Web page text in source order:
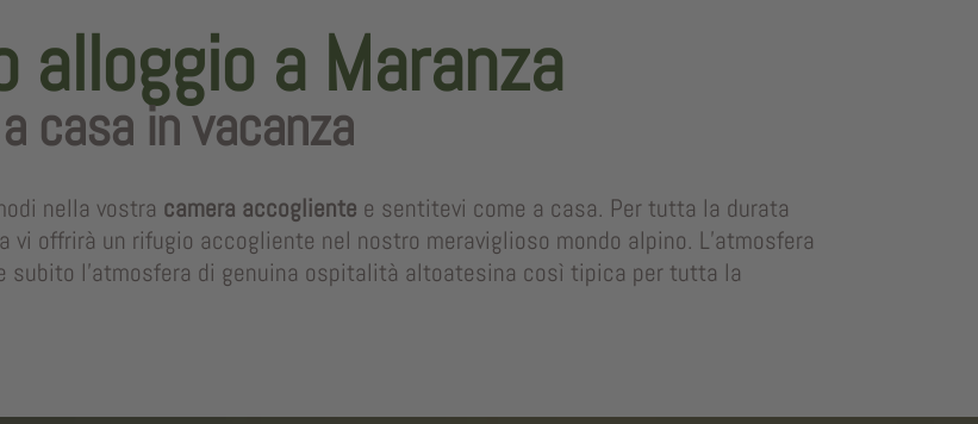
alloggio a Maranza
a casa in vacanza
nella vostra camera accogliente e sentitevi come a casa. Per tutta la durata
offrirà un rifugio accogliente nel nostro meraviglioso mondo alpino. L’atmosfera
l’atmosfera di genuina ospitalità altoatesina così tipica per tutta la